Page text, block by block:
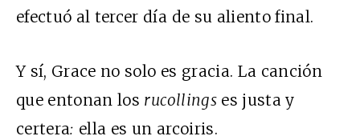
efectuó al tercer día de su aliento final.
Y sí, Grace no solo es gracia. La canción
que entonan los rucollingses justa y
certera: ella es un arcoiris.